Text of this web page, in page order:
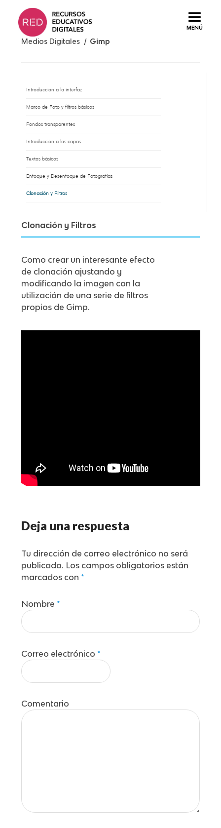
MENÚ
Saltar
contenido.
Medios Digitales /Gimp
Introducción a la interfaz
Marco de Foto y filtros básicos
Fondos transparentes
Introducción a las capas
Textos básicos
Enfoque y Desenfoque de Fotografías
Clonación y Filtros
Clonación y Filtros
Como crear un interesante efecto
de clonación ajustando y
modificando la imagen con la
utilización de una serie de filtros
propios de Gimp.
Deja una respuesta
Tu dirección de correo electrónico no será
publicada. Los campos obligatorios están
marcados con *
Nombre *
Correo electrónico *
Comentario